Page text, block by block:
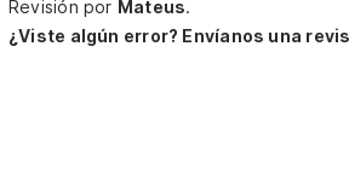
Revisión por Mateus.
¿Viste algún error? Envíanos una